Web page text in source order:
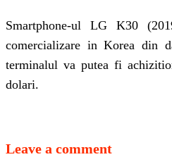
Smartphone-ul LG K30
comercializare in Korea din
terminalul va putea fi
dolari.
Leave a comment